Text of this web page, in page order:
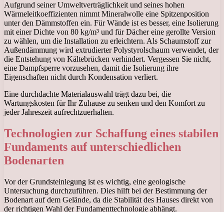
Aufgrund seiner Umweltverträglichkeit und seines hohen
Wärmeleitkoeffizienten nimmt Mineralwolle eine Spitzenposition
unter den Dämmstoffen ein. Für Wände ist es besser, eine Isolierung
mit einer Dichte von 80 kg/m³ und für Dächer eine gerollte Version
zu wählen, um die Installation zu erleichtern. Als Schaumstoff zur
Außendämmung wird extrudierter Polystyrolschaum verwendet, der
die Entstehung von Kältebrücken verhindert. Vergessen Sie nicht,
eine Dampfsperre vorzusehen, damit die Isolierung ihre
Eigenschaften nicht durch Kondensation verliert.
Eine durchdachte Materialauswahl trägt dazu bei, die
Wartungskosten für Ihr Zuhause zu senken und den Komfort zu
jeder Jahreszeit aufrechtzuerhalten.
Technologien zur Schaffung eines stabilen
Fundaments auf unterschiedlichen
Bodenarten
Vor der Grundsteinlegung ist es wichtig, eine geologische
Untersuchung durchzuführen. Dies hilft bei der Bestimmung der
Bodenart auf dem Gelände, da die Stabilität des Hauses direkt von
der richtigen Wahl der Fundamenttechnologie abhängt.